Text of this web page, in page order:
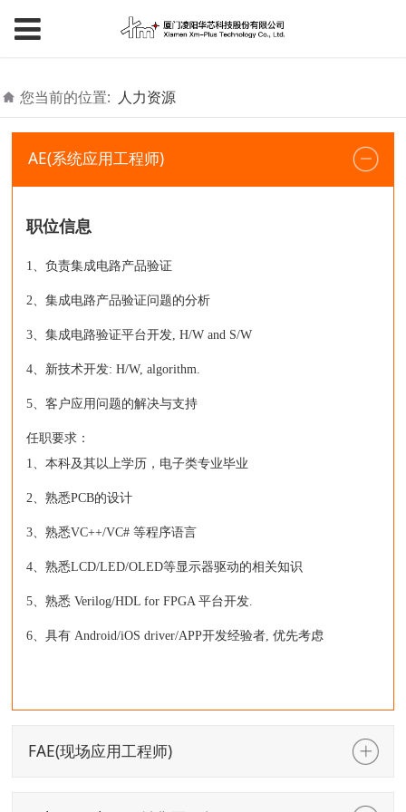
您当前的位置: 人力资源
AE(系统应用工程师)
职位信息
1、负责集成电路产品验证
2、集成电路产品验证问题的分析
3、集成电路验证平台开发, H/W and S/W
4、新技术开发: H/W, algorithm.
5、客户应用问题的解决与支持
任职要求：
1、本科及其以上学历，电子类专业毕业
2、熟悉PCB的设计
3、熟悉VC++/VC# 等程序语言
4、熟悉LCD/LED/OLED等显示器驱动的相关知识
5、熟悉 Verilog/HDL for FPGA 平台开发.
6、具有 Android/iOS driver/APP开发经验者, 优先考虑
FAE(现场应用工程师)